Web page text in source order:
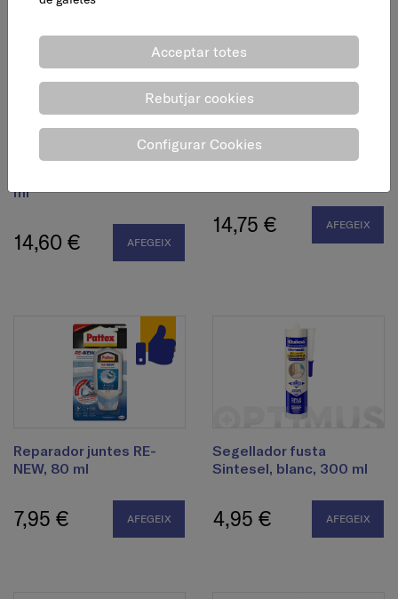
Adhesiu i segellador,
ml
14,60 € AFEGEIX
Eliminador silicona, 100
14,75 € AFEGEIX
Reparador juntes RE-
NEW, 80 ml
7,95 € AFEGEIX
Segellador fusta
Sintesel, blanc, 300 ml
4,95 € AFEGEIX
Acceptar totes
Rebutjar cookies
Configurar Cookies